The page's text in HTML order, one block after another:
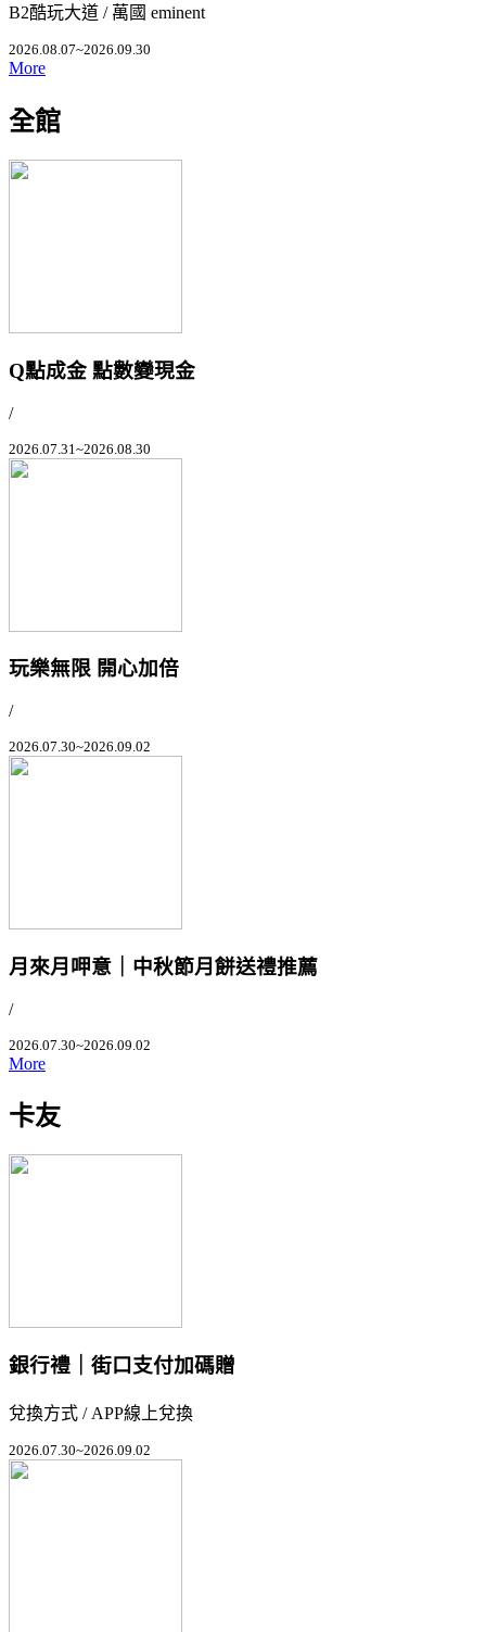
B2酷玩大道 / 萬國 eminent
2026.08.07~2026.09.30
More
全館
Q點成金 點數變現金
/
2026.07.31~2026.08.30
玩樂無限 開心加倍
/
2026.07.30~2026.09.02
月來月呷意｜中秋節月餅送禮推薦
/
2026.07.30~2026.09.02
More
卡友
銀行禮｜街口支付加碼贈
兌換方式 / APP線上兌換
2026.07.30~2026.09.02